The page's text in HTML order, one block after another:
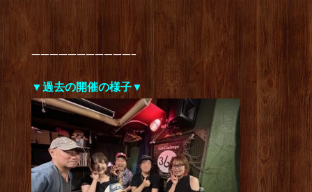
———————————–
▼過去の開催の様子▼